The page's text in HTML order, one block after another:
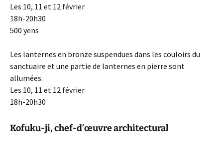
Les 10, 11 et 12 février
18h-20h30
500 yens
Les lanternes en bronze suspendues dans les couloirs du
sanctuaire et une partie de lanternes en pierre sont
allumées.
Les 10, 11 et 12 février
18h-20h30
Kofuku-ji, chef-d’œuvre architectural